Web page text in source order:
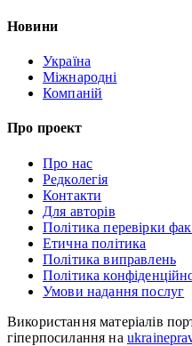
Новини
Україна
Міжнародні
Компаній
Про проект
Про нас
Редколегія
Контакти
Для авторів
Політика перевірки
Етична політика
Політика виправлень
Політика
Умови надання послуг
Використання матеріалів
гіперпосилання на